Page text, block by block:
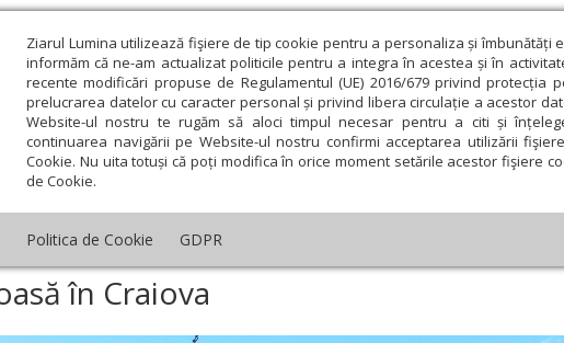
Ziarul Lumina utilizează fişiere de tip cookie pentru a personaliza și îmbunătăți
informăm că ne-am actualizat politicile pentru a integra în acestea și în
recente modificări propuse de Regulamentul (UE) 2016/679 privind protecția
prelucrarea datelor cu caracter personal și privind libera circulație a acestor
Website-ul nostru te rugăm să aloci timpul necesar pentru a citi și
continuarea navigării pe Website-ul nostru confirmi acceptarea utilizării
Cookie. Nu uita totuși că poți modifica în orice moment setările acestor fişiere
de Cookie.
Politica de Cookie GDPR
religioasă Teologie și spiritualitate Educaţie și Cultură
› Oltenia › Viaţa religioasă în Craiova
în Craiova